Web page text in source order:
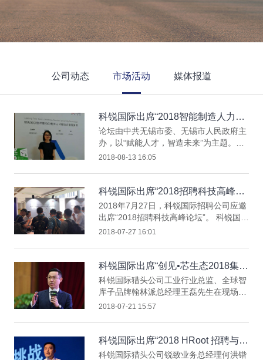
公司动态 市场活动 媒体报道
科锐国际出席“2018智能制造人力资
源创新服务高峰论坛”
论坛由中共无锡市委、无锡市人民政府主
办，以“赋能人才，智造未来”为主题。科
锐国际猎头公司设置展台，并进行品牌展
2018-08-13 16:05
科锐国际出席“2018招聘科技高峰论
坛”
2018年7月27日，科锐国际招聘公司应邀
出席“2018招聘科技高峰论坛”。 科锐国际
招聘公司在现场设置展台，并进行品牌展
睿聘、即派、薪薪乐业务同事出席活动，
与参会嘉宾互动交流。
2018-07-27 16:01
科锐国际出席“创见•芯生态2018集成
电路人才发展高峰论坛”
科锐国际猎头公司工业行业总监、全球智
库子品牌翰林派总经理王磊先生在现场分
享“IC行业人才获取趋势与实践”主题演
业务同事出席活动，与参会嘉宾互动交
流。
2018-07-21 15:57
科锐国际出席“2018 HRoot 招聘与选
才论坛”
科锐国际猎头公司锐致业务总经理何洪锴